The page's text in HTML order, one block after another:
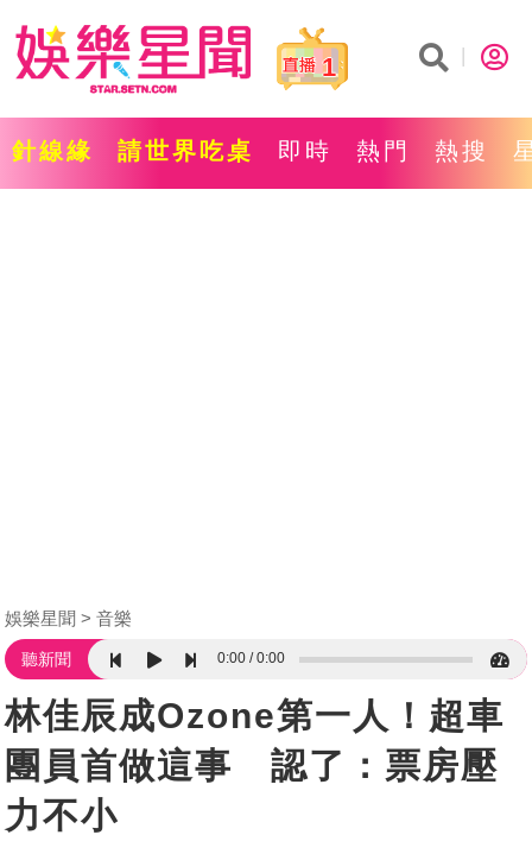
1
針線緣 請世界吃桌 即時 熱門 熱搜
娛樂星聞 音樂
聽新聞 0:00 0:00
林佳辰成Ozone第一人！超車
團員首做這事 認了：票房壓
力不小